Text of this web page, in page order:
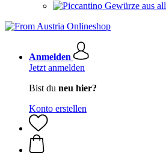
Gewürze aus
Anmelden
Jetzt anmelden
Bist du neu hier?
Konto erstellen